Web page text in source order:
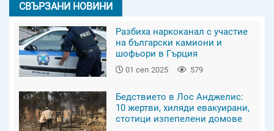
СВЪРЗАНИ НОВИНИ
Разбиха наркоканал с участие
на български камиони и
шофьори в Гърция
01 сеп 2025 579
Бедствието в Лос Анджелис:
10 жертви, хиляди евакуирани,
стотици изпепелени домове